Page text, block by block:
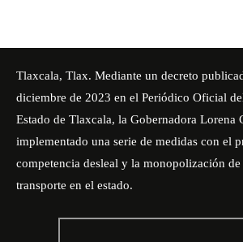
Tlaxcala, Tlax. Mediante un decreto
diciembre de 2023 en el Periódico Oficial
Estado de Tlaxcala, la Gobernadora Lorena
implementado una serie de medidas con el
competencia desleal y la monopolización
transporte en el estado.